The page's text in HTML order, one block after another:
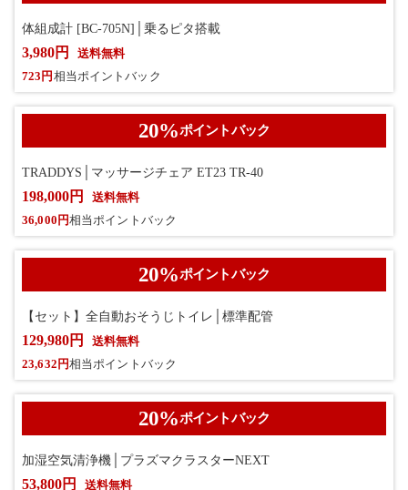
体組成計 [BC-705N]│乗るピタ搭載
3,980円
送料無料
723円 相当ポイントバック
20%ポイントバック
TRADDYS│マッサージチェア ET23 TR-40
198,000円
送料無料
36,000円相当ポイントバック
20%ポイントバック
【セット】全自動おそうじトイレ│標準配管
129,980円
送料無料
23,632円相当ポイントバック
20%ポイントバック
加湿空気清浄機│プラズマクラスターNEXT
53,800円
送料無料